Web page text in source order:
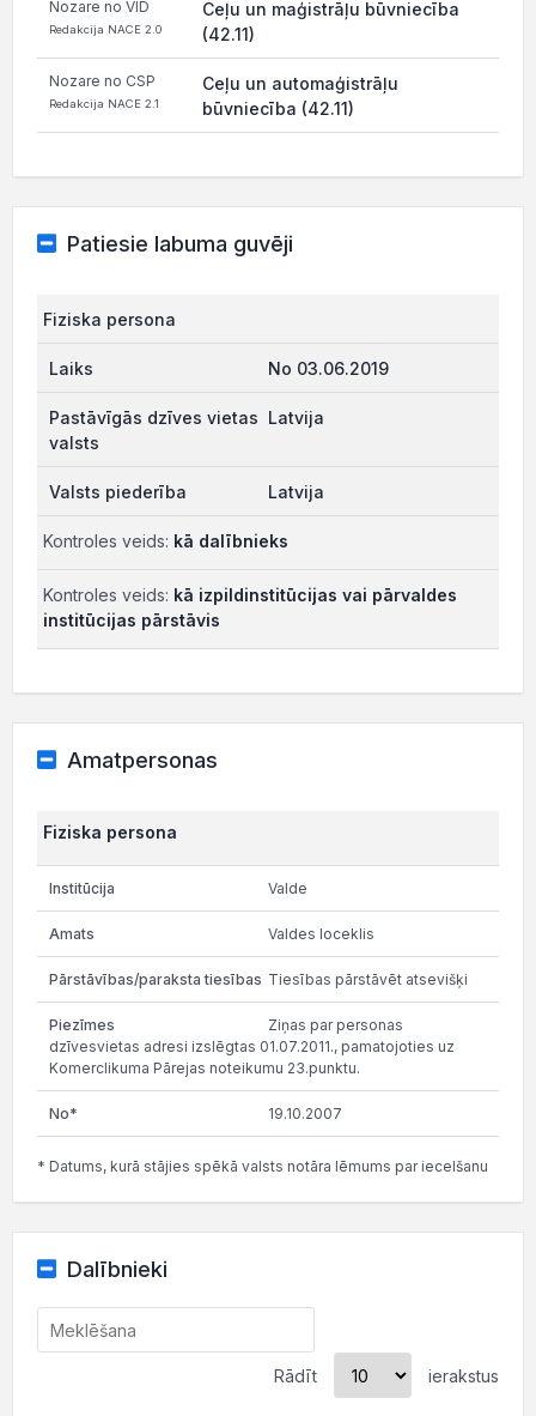
Nozare no VID
Redakcija NACE 2.0
Ceļu un maģistrāļu būvniecība
(42.11)
Nozare no CSP
Redakcija NACE 2.1
Ceļu un automaģistrāļu
būvniecība (42.11)
Patiesie labuma guvēji
Fiziska persona
No 03.06.2019
Latvija
Latvija
Kontroles veids: kā dalībnieks
Kontroles veids: kā izpildinstitūcijas vai pārvaldes
institūcijas pārstāvis
Amatpersonas
Fiziska persona
Valde
Valdes loceklis
Tiesības pārstāvēt atsevišķi
Ziņas par personas
dzīvesvietas adresi izslēgtas 01.07.2011., pamatojoties uz
Komerclikuma Pārejas noteikumu 23.punktu.
19.10.2007
* Datums, kurā stājies spēkā valsts notāra lēmums par iecelšanu
Dalībnieki
Rādīt ierakstus